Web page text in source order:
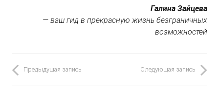
Галина Зайцева
— ваш гид в прекрасную жизнь безграничных
возможностей
Предыдущая запись Следующая запись